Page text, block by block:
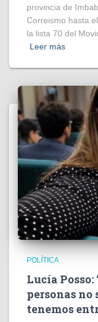
provincia de
Correismo hasta
la lista 70 del
Leer más
POLÍTICA
Lucía
personas no
tenemos